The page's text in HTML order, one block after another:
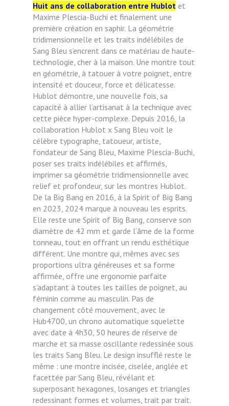
Huit ans de collaboration entre Hublot et
Maxime Plescia-Buchi et finalement une
première création en saphir. La géométrie
tridimensionnelle et les traits indélébiles de
Sang Bleu s’encrent dans ce matériau de haute-
technologie, cher à la maison. Une montre tout
en géométrie, à tatouer à votre poignet, entre
intensité et douceur, force et délicatesse.
Hublot démontre, une nouvelle fois, sa
capacité à allier l’artisanat à la technique avec
cette pièce hyper-complexe. Depuis 2016, la
collaboration Hublot x Sang Bleu voit le
célèbre typographe, tatoueur, artiste,
fondateur de Sang Bleu, Maxime Plescia-Buchi,
poser ses traits indélébiles et affirmés,
imprimer sa géométrie tridimensionnelle avec
relief et profondeur, sur les montres Hublot.
De la Big Bang en 2016, à la Spirit of Big Bang
en 2023, 2024 marque à nouveau les esprits.
Elle reste une Spirit of Big Bang, conserve son
diamètre de 42 mm et garde l’âme de la forme
tonneau, tout en offrant un rendu esthétique
différent. Une montre qui, mêmes avec ses
proportions ultra généreuses et sa forme
affirmée, offre une ergonomie parfaite
s’adaptant à toutes les tailles de poignet, au
féminin comme au masculin. Pas de
changement côté mouvement, avec le
Hub4700, un chrono automatique squelette
avec date à 4h30, 50 heures de réserve de
marche et sa masse oscillante redessinée sous
les traits Sang Bleu. Le design insufflé reste le
même : une montre incisée, ciselée, anglée et
facettée par Sang Bleu, révélant et
superposant hexagones, losanges et triangles
redessinant formes et volumes, trait par trait.